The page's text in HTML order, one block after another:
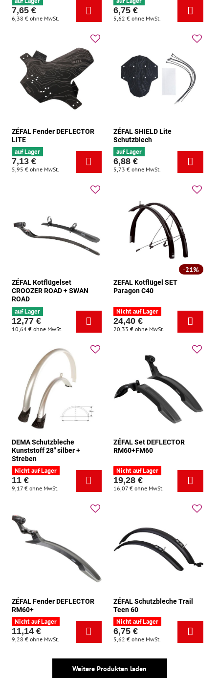
7,65 €
6,38 € ohne MwSt.
6,75 €
5,62 € ohne MwSt.
ZÉFAL Fender DEFLECTOR
LITE
auf Lager
7,13 €
5,95 € ohne MwSt.
ZÉFAL SHIELD Lite
Schutzblech
auf Lager
6,88 €
5,73 € ohne MwSt.
ZÉFAL Kotflügelset
CROOZER ROAD + SWAN
ROAD
auf Lager
12,77 €
10,64 € ohne MwSt.
21%
ZEFAL Kotflügel SET
Paragon C40
Nicht auf Lager
24,40 €
20,33 € ohne MwSt.
DEMA Schutzbleche
Kunststoff 28" silber +
Streben
Nicht auf Lager
11 €
9,17 € ohne MwSt.
ZÉFAL Set DEFLECTOR
RM60+FM60
Nicht auf Lager
19,28 €
16,07 € ohne MwSt.
ZÉFAL Fender DEFLECTOR
RM60+
Nicht auf Lager
11,14 €
9,28 € ohne MwSt.
ZÉFAL Schutzbleche Trail
Teen 60
Nicht auf Lager
6,75 €
5,62 € ohne MwSt.
Weitere Produkten laden